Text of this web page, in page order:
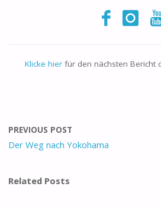
Klicke hierfür den nächsten Bericht
PREVIOUS POST
Der Weg nach Yokohama
Related Posts